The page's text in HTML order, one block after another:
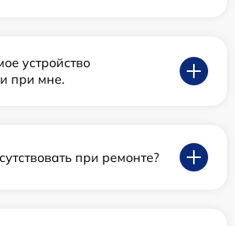
устройство
при мне.
при ремонте?